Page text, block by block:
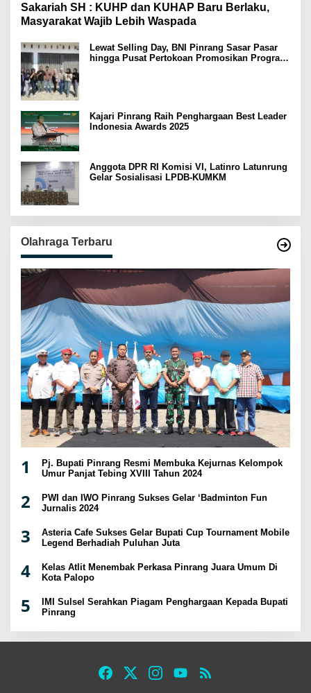
Sakariah SH : KUHP dan KUHAP Baru Berlaku,
Masyarakat Wajib Lebih Waspada
Lewat Selling Day, BNI Pinrang Sasar Pasar
hingga Pusat Pertokoan Promosikan Program
Kajari Pinrang Raih Penghargaan Best Leader
Indonesia Awards 2025
Anggota DPR RI Komisi VI, Latinro Latunrung
Gelar Sosialisasi LPDB-KUMKM
Olahraga Terbaru
1
Pj. Bupati Pinrang Resmi Membuka Kejurnas Kelompok
Umur Panjat Tebing XVIII Tahun 2024
2
PWI dan IWO Pinrang Sukses Gelar ‘Badminton Fun
Jurnalis 2024
3
Asteria Cafe Sukses Gelar Bupati Cup Tournament Mobile
Legend Berhadiah Puluhan Juta
4
Kelas Atlit Menembak Perkasa Pinrang Juara Umum Di
Kota Palopo
5
IMI Sulsel Serahkan Piagam Penghargaan Kepada Bupati
Pinrang